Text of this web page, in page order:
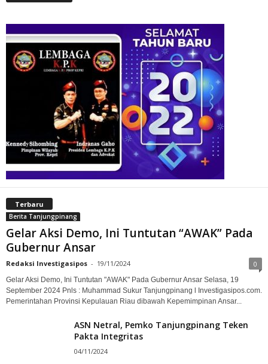
Terbaru
Berita Tanjungpinang
Gelar Aksi Demo, Ini Tuntutan “AWAK” Pada
Gubernur Ansar
Redaksi Investigasipos - 19/11/2024 0
Gelar Aksi Demo, Ini Tuntutan "AWAK" Pada Gubernur Ansar Selasa, 19
September 2024 Pnls : Muhammad Sukur Tanjungpinang l Investigasipos.com.
Pemerintahan Provinsi Kepulauan Riau dibawah Kepemimpinan Ansar...
ASN Netral, Pemko Tanjungpinang Teken
Pakta Integritas
04/11/2024